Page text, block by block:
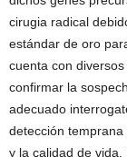
cirugia radical
estándar de oro
cuenta con
confirmar la
adecuado
detección
y la calidad de